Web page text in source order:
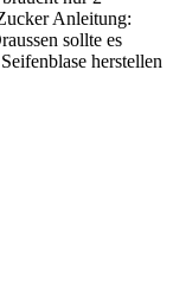
Anleitung:
sollte es
herstellen